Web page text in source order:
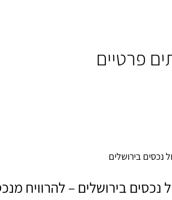
פרטיים
נכסים בירושלים – להרוויח